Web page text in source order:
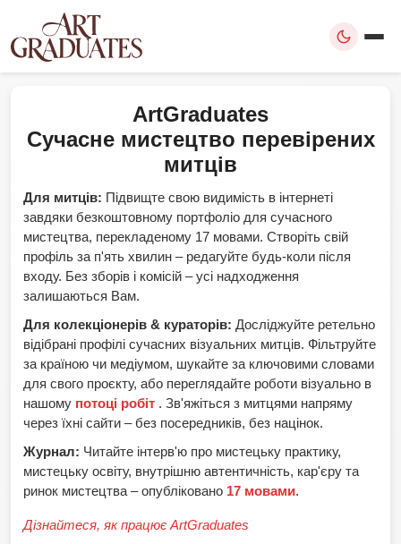
ArtGraduates
Сучасне мистецтво перевірених
митців
Для митців: Підвищте свою видимість в інтернеті
завдяки безкоштовному портфоліо для сучасного
мистецтва, перекладеному 17 мовами. Створіть свій
профіль за п'ять хвилин – редагуйте будь-коли після
входу. Без зборів і комісій – усі надходження
залишаються Вам.
Для колекціонерів & кураторів: Досліджуйте ретельно
відібрані профілі сучасних візуальних митців. Фільтруйте
за країною чи медіумом, шукайте за ключовими словами
для свого проєкту, або переглядайте роботи візуально в
нашому потоці робіт . Зв'яжіться з митцями напряму
через їхні сайти – без посередників, без націнок.
Журнал: Читайте інтерв'ю про мистецьку практику,
мистецьку освіту, внутрішню автентичність, кар'єру та
ринок мистецтва – опубліковано 17 мовами.
Дізнайтеся, як працює ArtGraduates